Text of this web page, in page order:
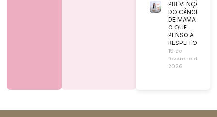
PREVENÇÃO
DO CÂNCER
DE MAMA |
O QUE
PENSO A
RESPEITO?
19 de
fevereiro de
2026